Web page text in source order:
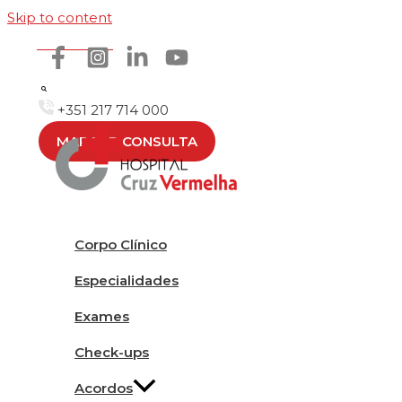
Skip to content
Como chegar
+351 217 714 000
MARCAR CONSULTA
Corpo Clínico
Especialidades
Exames
Check-ups
Acordos